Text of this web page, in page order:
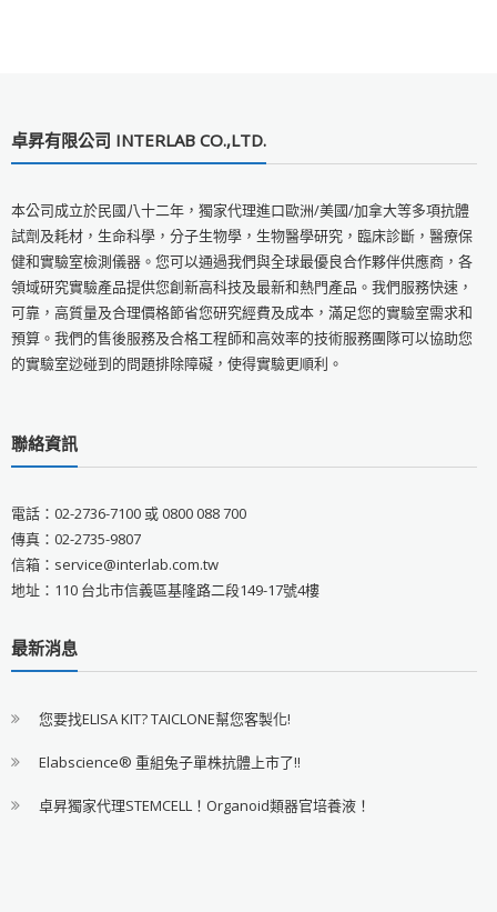
卓昇有限公司 INTERLAB CO.,LTD.
本公司成立於民國八十二年，獨家代理進口歐洲/美國/加拿大等多項抗體
試劑及耗材，生命科學，分子生物學，生物醫學研究，臨床診斷，醫療保
健和實驗室檢測儀器。您可以通過我們與全球最優良合作夥伴供應商，各
領域研究實驗產品提供您創新高科技及最新和熱門產品。我們服務快速，
可靠，高質量及合理價格節省您研究經費及成本，滿足您的實驗室需求和
預算。我們的售後服務及合格工程師和高效率的技術服務團隊可以協助您
的實驗室逤碰到的問題排除障礙，使得實驗更順利。
聯絡資訊
電話：02-2736-7100 或 0800 088 700
傳真：02-2735-9807
信箱：service@interlab.com.tw
地址：110 台北市信義區基隆路二段149-17號4樓
最新消息
您要找ELISA KIT? TAICLONE幫您客製化!
Elabscience® 重組兔子單株抗體上市了!!
卓昇獨家代理STEMCELL！Organoid類器官培養液！